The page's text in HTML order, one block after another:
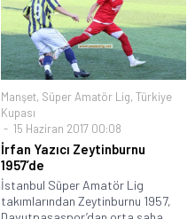
Manşet, Süper Amatör Lig, Türkiye
Kupası
15 Haziran 2017 00:08
İrfan Yazıcı Zeytinburnu
1957’de
İstanbul Süper Amatör Lig
takımlarından Zeytinburnu 1957,